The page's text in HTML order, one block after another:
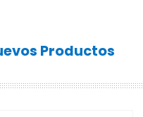
Productos